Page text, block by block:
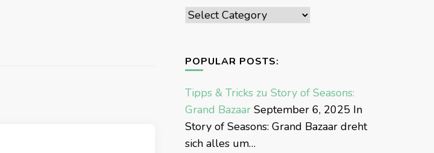
Categories
POPULAR POSTS:
Tipps & Tricks zu Story of Seasons:
Grand BazaarSeptember 6, 2025 In
Story of Seasons: Grand Bazaar dreht
sich alles um…